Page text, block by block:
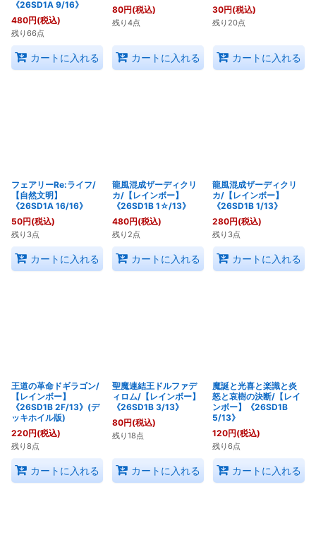
《26SD1A 9/16》
480円(税込)
残り66点
カートに入れる
80円(税込)
残り4点
カートに入れる
30円(税込)
残り20点
カートに入れる
フェアリーRe:ライフ/
【自然文明】
《26SD1A 16/16》
50円(税込)
残り3点
カートに入れる
龍風混成ザーディクリ
カ/【レインボー】
《26SD1B 1☆/13》
480円(税込)
残り2点
カートに入れる
龍風混成ザーディクリ
カ/【レインボー】
《26SD1B 1/13》
280円(税込)
残り3点
カートに入れる
王道の革命ドギラゴン/
【レインボー】
《26SD1B 2F/13》(デ
ッキホイル版)
220円(税込)
残り8点
カートに入れる
聖魔連結王ドルファデ
ィロム/【レインボー】
《26SD1B 3/13》
80円(税込)
残り18点
カートに入れる
魔誕と光喜と楽識と炎
怒と哀樹の決断/【レイ
ンボー】《26SD1B
5/13》
120円(税込)
残り6点
カートに入れる